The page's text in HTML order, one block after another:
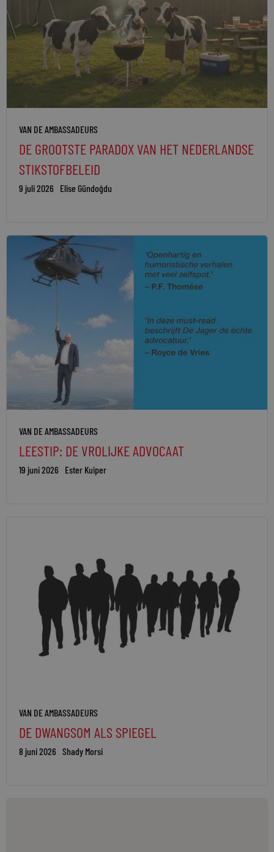
VAN DE AMBASSADEURS
DE GROOTSTE PARADOX VAN HET NEDERLANDSE
STIKSTOFBELEID
9 juli 2026 Elise Gündoğdu
VAN DE AMBASSADEURS
LEESTIP: DE VROLIJKE ADVOCAAT
19 juni 2026 Ester Kuiper
VAN DE AMBASSADEURS
DE DWANGSOM ALS SPIEGEL
8 juni 2026 Shady Morsi